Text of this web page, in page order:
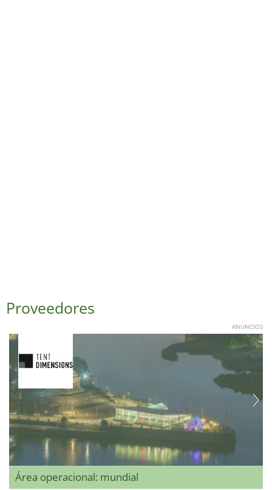
Proveedores
ANUNCIOS
Área operacional: mundial